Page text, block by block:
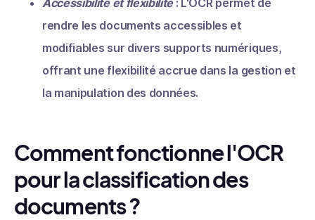
Accessibilité et flexibilité: L'OCR permet de
rendre les documents accessibles et
modifiables sur divers supports numériques,
offrant une flexibilité accrue dans la gestion et
la manipulation des données.
Comment fonctionne l'OCR
pour la classification des
documents ?